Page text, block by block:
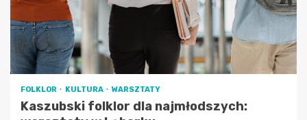
FOLKLOR KULTURA WARSZTATY
Kaszubski folklor dla najmłodszych: